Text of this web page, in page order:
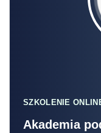
SZKOLENIE
Akademia